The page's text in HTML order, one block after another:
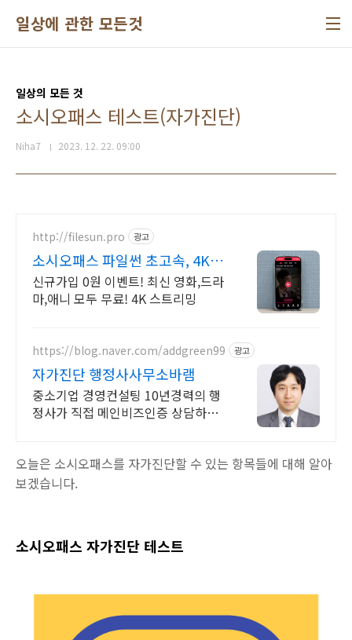
일상에 관한 모든것
일상의 모든 것
소시오패스 테스트(자가진단)
Niha7 2023. 12. 22. 09:00
http://filesun.pro 광고
소시오패스 파일썬 초고속, 4K
실시간 보기!
신규가입 0원 이벤트! 최신 영화,드라
마,애니 모두 무료! 4K 스트리밍
https://blog.naver.com/addgreen99 광고
자가진단 행정사사무소바램
중소기업 경영컨설팅 10년경력의 행
정사가 직접 메인비즈인증 상담하고
오늘은 소시오패스를 자가진단할 수 있는 항목들에 대해 알아
보겠습니다.
소시오패스 자가진단 테스트